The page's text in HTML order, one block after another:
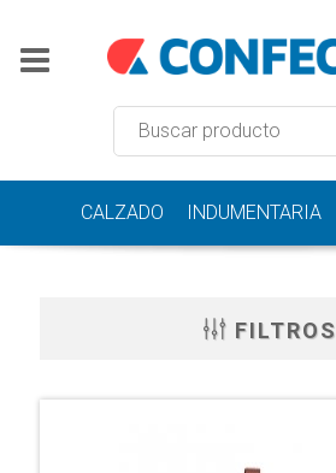
CALZADO INDUMENTARIA
FILTROS